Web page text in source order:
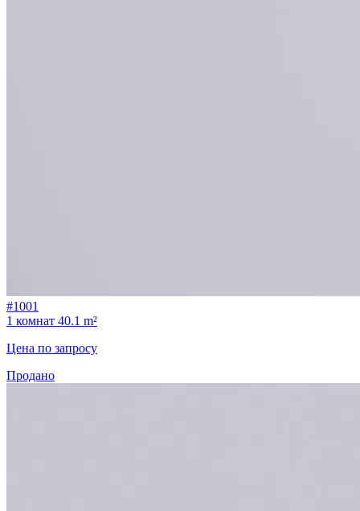
#1001
1 комнат 40.1 m²
Цена по запросу
Продано